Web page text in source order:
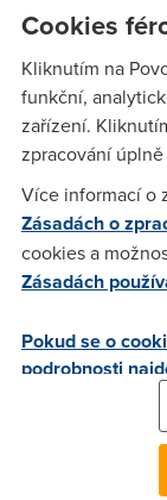
Nejhůře na tom
těsném závěsu.
Nejmenší SAR
Galaxy S8. V
Americe jsou
modely z
nemohou vůbec
Cookies
Kliknutím na
funkční,
zařízení.
zpracování úplně
Více informací o
Zásadách o
cookies a
Zásadách
Pokud se o
podrobnosti